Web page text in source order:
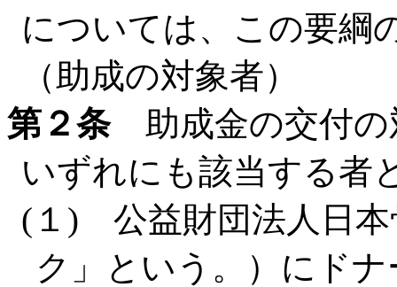
については、この要綱
（助成の対象者）
第２条助成金の交付の
いずれにも該当する者
(１) 公益財団法人日本
ク」という。）にド